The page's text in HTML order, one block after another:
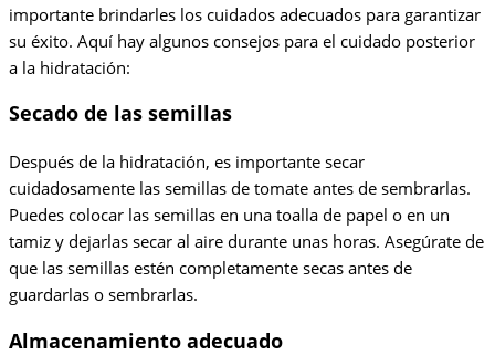
importante brindarles los cuidados adecuados para garantizar
su éxito. Aquí hay algunos consejos para el cuidado posterior
a la hidratación:
Secado de las semillas
Después de la hidratación, es importante secar
cuidadosamente las semillas de tomate antes de sembrarlas.
Puedes colocar las semillas en una toalla de papel o en un
tamiz y dejarlas secar al aire durante unas horas. Asegúrate de
que las semillas estén completamente secas antes de
guardarlas o sembrarlas.
Almacenamiento adecuado